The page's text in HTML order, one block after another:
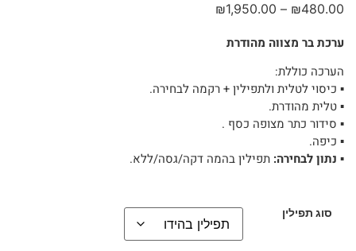
₪480.00
–
₪1,950.00
ערכת בר מצווה מהודרת
הערכה כוללת:
▪︎ כיסוי לטלית ולתפילין + רקמה לבחירה.
▪︎ טלית מהודרת.
▪︎ סידור כתר מצופה כסף .
▪︎ כיפה.
▪︎ נתון לבחירה: תפילין בהמה דקה/גסה/ללא.
סוג תפילין